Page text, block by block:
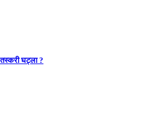
घट्ला ?